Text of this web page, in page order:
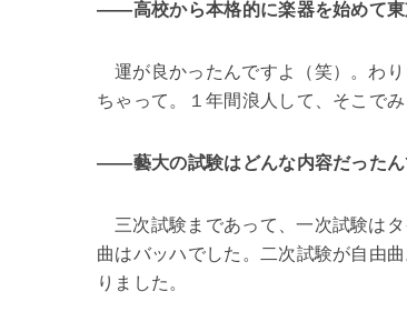
――高校から本格的に楽器を始めて東
運が良かったんですよ
（笑）。わ
ちゃって。１年間浪人して、そこでみ
――藝大の試験はどんな内容だったん
三次試験まであって、一次試験は
曲はバッハでした。二次試験が自由
りました。